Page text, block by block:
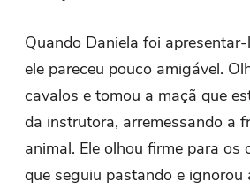
Quando Daniela foi
ele pareceu pouco amigável.
cavalos e tomou a maçã que
da instrutora, arremessando a
animal. Ele olhou firme para os
que seguiu pastando e ignorou